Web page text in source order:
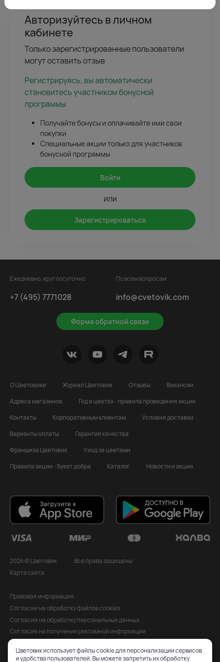
Авторизуйтесь в личном
кабинете
Только зарегистрированные пользователи
могут оставить отзыв
Регистрируясь, вы автоматически
становитесь участником бонусной
программы
Получайте бонусы и оплачивайте ими свои
покупки
Специальные акции только для участников
бонусной программы
Войти
или
Зарегистрироваться
Ежедневно, круглосуточно
+7 (495) 7771028
Форма обратной связи
По всем вопросам
info@cvetovik.com
О Цветовике Журнал Цветовик Отзывы
Вакансии
Адреса магазинов
Год в цветах - правила проведения акции
Контакты
Корпоративным клиентам
Условия доставки
Варианты оплаты
Гарантия качества
Франшиза Цветовик
Уход за цветами
Правила акции - Букет добра
Каталог Новости и акции
2026 © Цветовик
Все права защищены
Карта сайта
Правовая информация:
Согласие на обработку файлов cookies
Согласия на обработку персональных данных
Согласие на получение рекламной информации
Политика обработки персональных данных
Публичная оферта
Цветовик использует файлы cookie для персонализации сервисов
и удобства пользователей. Вы можете запретить их обработку